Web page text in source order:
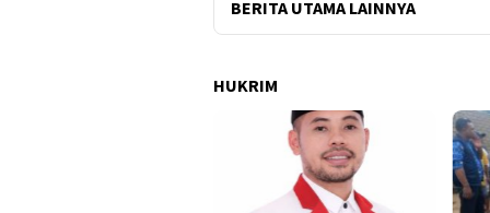
BERITA UTAMA LAINNYA
HUKRIM